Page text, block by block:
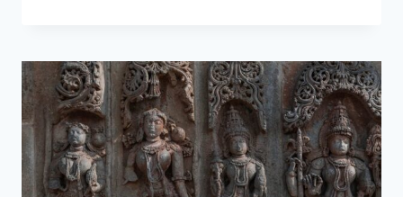
TECHNIQUES
ET
TENDANCES
À
SUIVRE
EN
2025